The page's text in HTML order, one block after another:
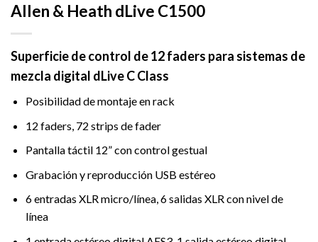
Allen & Heath dLive C1500
Superficie de control de 12 faders para sistemas de
mezcla digital dLive C Class
Posibilidad de montaje en rack
12 faders, 72 strips de fader
Pantalla táctil 12” con control gestual
Grabación y reproducción USB estéreo
6 entradas XLR micro/línea, 6 salidas XLR con nivel de
línea